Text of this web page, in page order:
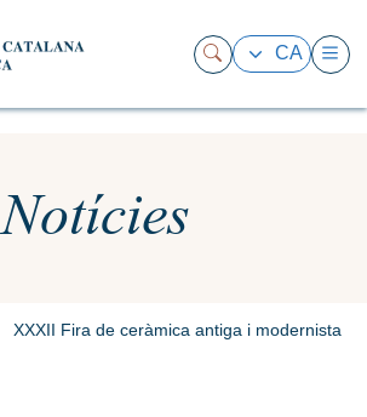
CA
Notícies
XXXII Fira de ceràmica antiga i modernista